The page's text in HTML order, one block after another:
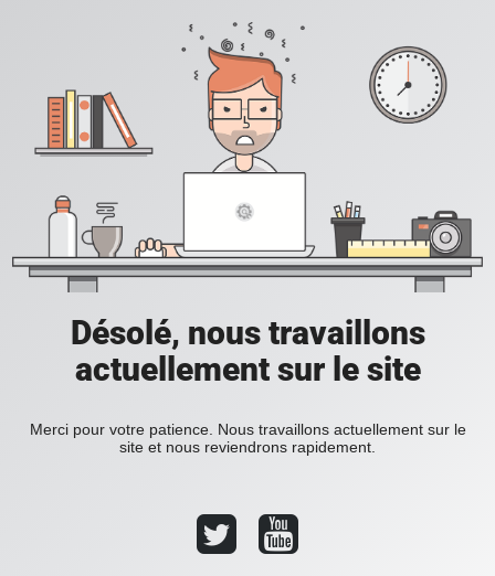
Désolé, nous travaillons
actuellement sur le site
Merci pour votre patience. Nous travaillons actuellement sur le
site et nous reviendrons rapidement.